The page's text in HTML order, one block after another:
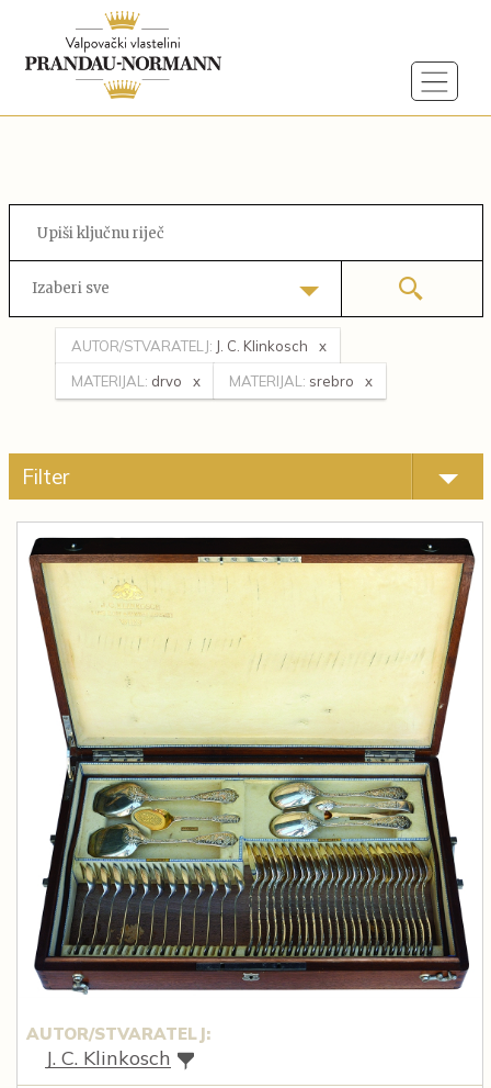
Izaberi sve
AUTOR/STVARATELJ: J. C. Klinkosch
MATERIJAL: drvo MATERIJAL: srebro
Filter
AUTOR/STVARATELJ:
J. C. Klinkosch